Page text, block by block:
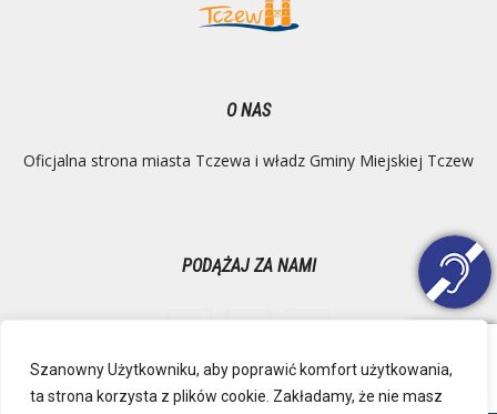
Szanowny Użytkowniku, aby poprawić komfort użytkowania,
ta strona korzysta z plików cookie. Zakładamy, że nie masz
O NAS
Oficjalna strona miasta Tczewa i władz Gminy Miejskiej Tczew
PODĄŻAJ ZA NAMI